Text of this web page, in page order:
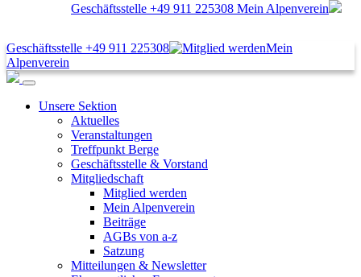
Geschäftsstelle +49 911 225308 Mein Alpenverein
Geschäftsstelle +49 911 225308
Mein
Alpenverein
Unsere Sektion
Aktuelles
Veranstaltungen
Treffpunkt Berge
Geschäftsstelle & Vorstand
Mitgliedschaft
Mitglied werden
Mein Alpenverein
Beiträge
AGBs von a-z
Satzung
Mitteilungen & Newsletter